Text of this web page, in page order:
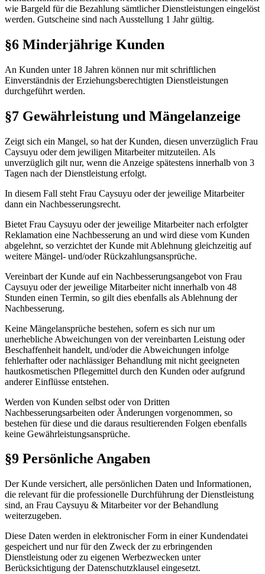
wie Bargeld für die Bezahlung sämtlicher Dienstleistungen eingelöst
werden. Gutscheine sind nach Ausstellung 1 Jahr gültig.
§6 Minderjährige Kunden
An Kunden unter 18 Jahren können nur mit schriftlichen
Einverständnis der Erziehungsberechtigten Dienstleistungen
durchgeführt werden.
§7 Gewährleistung und Mängelanzeige
Zeigt sich ein Mangel, so hat der Kunden, diesen unverzüglich Frau
Caysuyu oder dem jewiligen Mitarbeiter mitzuteilen. Als
unverzüglich gilt nur, wenn die Anzeige spätestens innerhalb von 3
Tagen nach der Dienstleistung erfolgt.
In diesem Fall steht Frau Caysuyu oder der jeweilige Mitarbeiter
dann ein Nachbesserungsrecht.
Bietet Frau Caysuyu oder der jeweilige Mitarbeiter nach erfolgter
Reklamation eine Nachbesserung an und wird diese vom Kunden
abgelehnt, so verzichtet der Kunde mit Ablehnung gleichzeitig auf
weitere Mängel- und/oder Rückzahlungsansprüche.
Vereinbart der Kunde auf ein Nachbesserungsangebot von Frau
Caysuyu oder der jeweilige Mitarbeiter nicht innerhalb von 48
Stunden einen Termin, so gilt dies ebenfalls als Ablehnung der
Nachbesserung.
Keine Mängelansprüche bestehen, sofern es sich nur um
unerhebliche Abweichungen von der vereinbarten Leistung oder
Beschaffenheit handelt, und/oder die Abweichungen infolge
fehlerhafter oder nachlässiger Behandlung mit nicht geeigneten
hautkosmetischen Pflegemittel durch den Kunden oder aufgrund
anderer Einflüsse entstehen.
Werden von Kunden selbst oder von Dritten
Nachbesserungsarbeiten oder Änderungen vorgenommen, so
bestehen für diese und die daraus resultierenden Folgen ebenfalls
keine Gewährleistungsansprüche.
§9 Persönliche Angaben
Der Kunde versichert, alle persönlichen Daten und Informationen,
die relevant für die professionelle Durchführung der Dienstleistung
sind, an Frau Caysuyu & Mitarbeiter vor der Behandlung
weiterzugeben.
Diese Daten werden in elektronischer Form in einer Kundendatei
gespeichert und nur für den Zweck der zu erbringenden
Dienstleistung oder zu eigenen Werbezwecken unter
Berücksichtigung der Datenschutzklausel eingesetzt.